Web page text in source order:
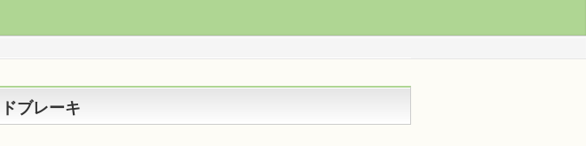
ブレーキ